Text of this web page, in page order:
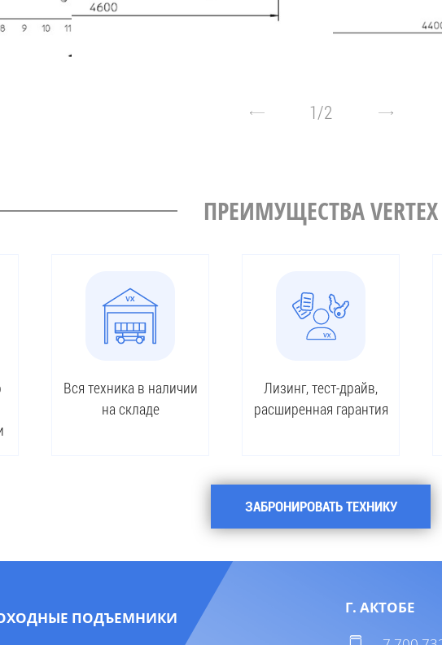
1/2
ПРЕИМУЩЕСТВА VERTEX
Вся техника в наличии
на складе
Лизинг, тест-драйв,
расширенная гарантия
ЗАБРОНИРОВАТЬ ТЕХНИКУ
ПОДЪЕМНИКИ
Г. АКТОБЕ